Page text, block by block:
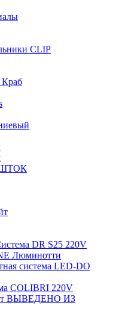
CLIP
ШТОК
DR S25 220V
Люминотти
система LED-DO
COLIBRI 220V
ВЫВЕДЕНО ИЗ